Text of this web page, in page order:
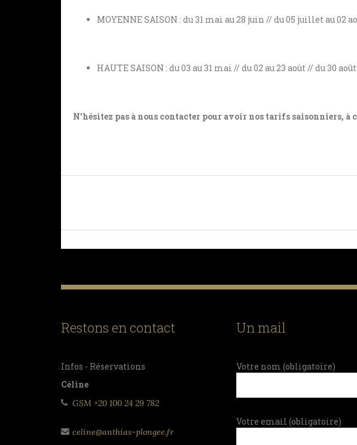
MOYENNE SAISON : du 31 mai au 28 juin // du 05 juillet au 02
HAUTE SAISON : du 03 au 31 mai // du 02 au 23 août // du 30
N’hésitez pas à nous contacter pour avoir nos tarifs saisonniers,
Restons en contact
Infos - Réservations
Céline
GSM +20 100 24 29 782
celine@anthias-plongee.fr
Un mail
Votre nom (obligatoire)
Votre email (obligatoire)